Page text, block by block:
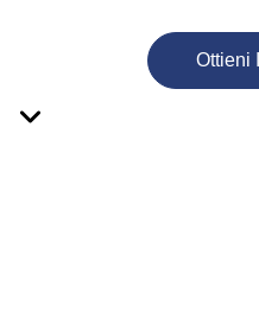
Ottieni